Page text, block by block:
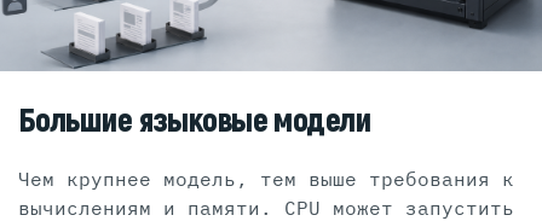
Большие языковые модели
Чем крупнее модель, тем выше требования к
вычислениям и памяти. CPU может запустить